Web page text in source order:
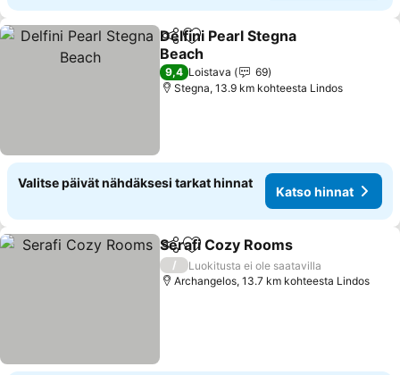
Jaa Lisää suosikkeihin
Delfini Pearl Stegna
Beach
9,4 Loistava
69
Stegna, 13.9 km kohteesta Lindos
Valitse päivät nähdäksesi tarkat hinnat
Katso hinnat
Jaa Lisää suosikkeihin
Serafi Cozy Rooms
/
Luokitusta ei ole saatavilla
Archangelos, 13.7 km kohteesta Lindos